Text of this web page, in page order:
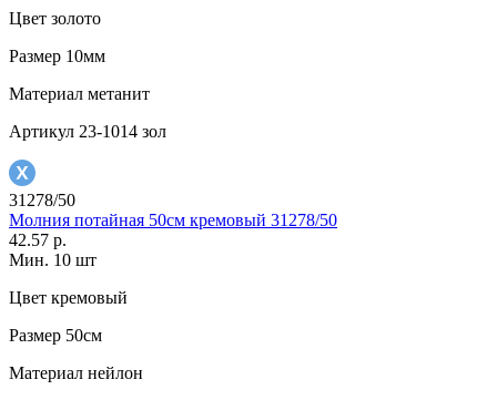
Цвет золото
Размер 10мм
Материал метанит
Артикул 23-1014 зол
31278/50
Молния потайная 50см кремовый 31278/50
42.57 р.
Мин. 10 шт
Цвет кремовый
Размер 50см
Материал нейлон